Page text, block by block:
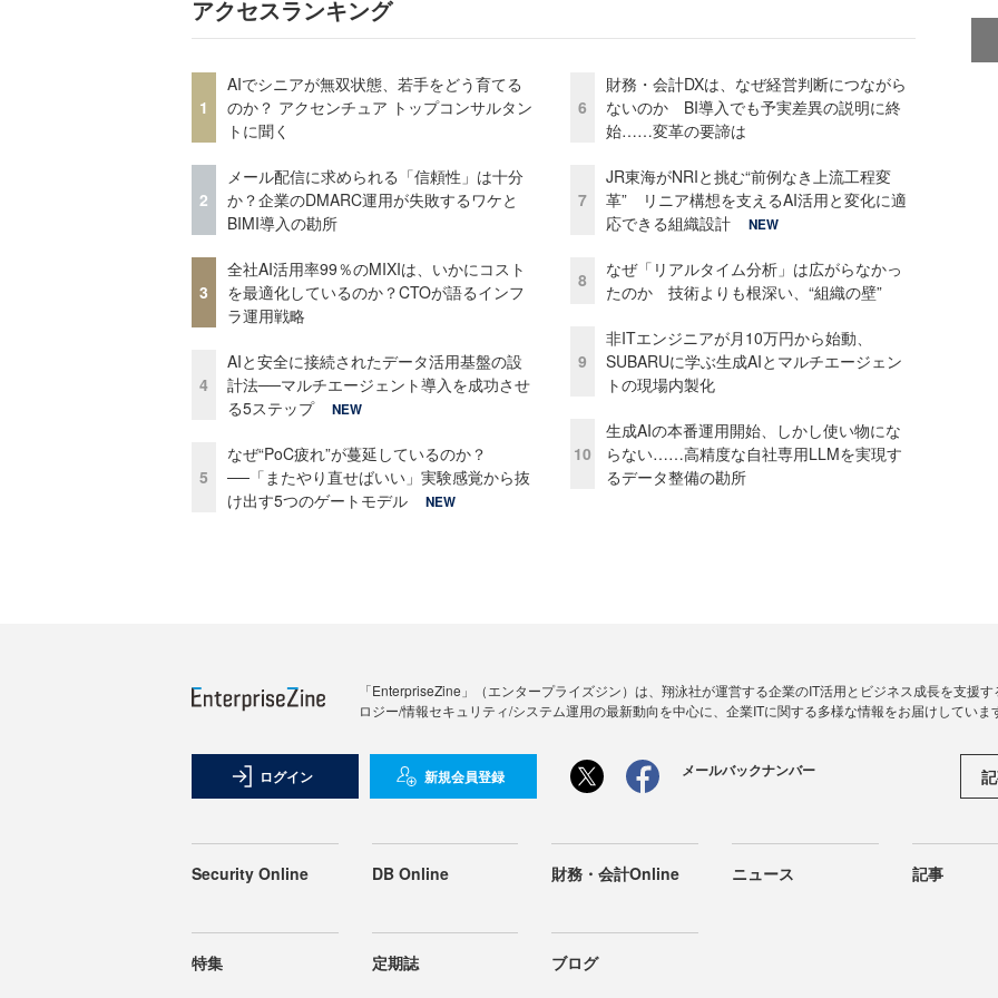
アクセスランキング
1
AIでシニアが無双状態、若手をどう育てる
のか？ アクセンチュア トップコンサルタン
トに聞く
2
メール配信に求められる「信頼性」は十分
か？企業のDMARC運用が失敗するワケと
BIMI導入の勘所
3
全社AI活用率99％のMIXIは、いかにコスト
を最適化しているのか？CTOが語るインフ
ラ運用戦略
4
AIと安全に接続されたデータ活用基盤の設
計法──マルチエージェント導入を成功させ
る5ステップ
NEW
5
なぜ“PoC疲れ”が蔓延しているのか？
──「またやり直せばいい」実験感覚から抜
け出す5つのゲートモデル
NEW
6
財務・会計DXは、なぜ経営判断につながら
ないのか BI導入でも予実差異の説明に終
始……変革の要諦は
7
JR東海がNRIと挑む“前例なき上流工程変
革” リニア構想を支えるAI活用と変化に適
応できる組織設計
NEW
8
なぜ「リアルタイム分析」は広がらなかっ
たのか 技術よりも根深い、“組織の壁”
9
非ITエンジニアが月10万円から始動、
SUBARUに学ぶ生成AIとマルチエージェン
トの現場内製化
10
生成AIの本番運用開始、しかし使い物にな
らない……高精度な自社専用LLMを実現す
るデータ整備の勘所
「EnterpriseZine」（エンタープライズジン）は、翔泳社が運営する企業のIT活用とビジネス成長を支援
ロジー/情報セキュリティ/システム運用の最新動向を中心に、企業ITに関する多様な情報をお届けしていま
ログイン 新規会員登録 メールバックナンバー
Security Online DB Online 財務・会計Online ニュース 記事
特集 定期誌 ブログ